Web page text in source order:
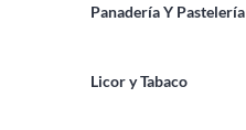
Panadería Y Pastelería
Licor y Tabaco